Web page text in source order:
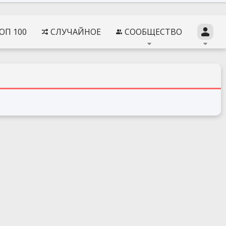
100 СЛУЧАЙНОЕ СООБЩЕСТВО